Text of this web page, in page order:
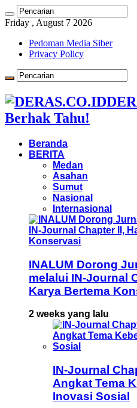
Friday , August 7 2026
Pedoman Media Siber
Privacy Policy
Berhak Tahu!
Beranda
BERITA
Medan
Asahan
Sumut
Nasional
Internasional
INALUM Dorong
melalui IN-Journal
Karya Bertema
2 weeks yang lalu
IN-Journal
Angkat Tema
Inovasi Sosial